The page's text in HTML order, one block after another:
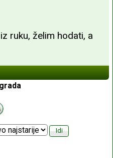
ruku, želim hodati, a